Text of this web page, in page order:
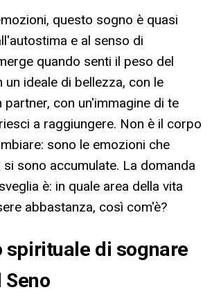
questo sogno è quasi
e al senso di
quando senti il peso del
ideale di bellezza, con le
partner, con un'immagine di te
a raggiungere. Non è il corpo
sono le emozioni che
sono accumulate. La domanda
è: in quale area della vita
abbastanza, così com'è?
spirituale di sognare